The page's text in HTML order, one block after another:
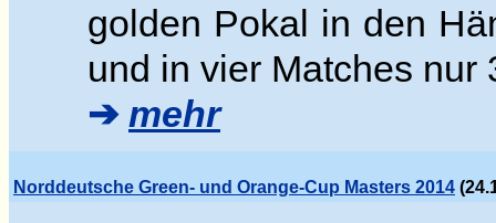
golden Pokal in den
und in vier Matches
➔ mehr
Norddeutsche Green- und Orange-Cup Masters 2014